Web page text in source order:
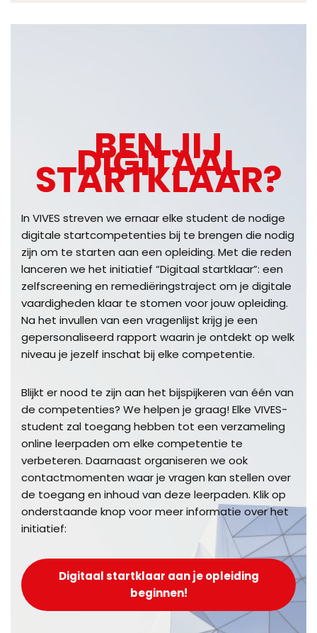
BEN JIJ
DIGITAAL
STARTKLAAR?
In VIVES streven we ernaar elke student de nodige
digitale startcompetenties bij te brengen die nodig
zijn om te starten aan een opleiding. Met die reden
lanceren we het initiatief “Digitaal startklaar”: een
zelfscreening en remediëringstraject om je digitale
vaardigheden klaar te stomen voor jouw opleiding.
Na het invullen van een vragenlijst krijg je een
gepersonaliseerd rapport waarin je ontdekt op welk
niveau je jezelf inschat bij elke competentie.
Blijkt er nood te zijn aan het bijspijkeren van één van
de competenties? We helpen je graag! Elke VIVES-
student zal toegang hebben tot een verzameling
online leerpaden om elke competentie te
verbeteren. Daarnaast organiseren we ook
contactmomenten waar je vragen kan stellen over
de toegang en inhoud van deze leerpaden. Klik op
onderstaande knop voor meer informatie over het
initiatief:
Digitaal startklaar aan je opleiding
beginnen!